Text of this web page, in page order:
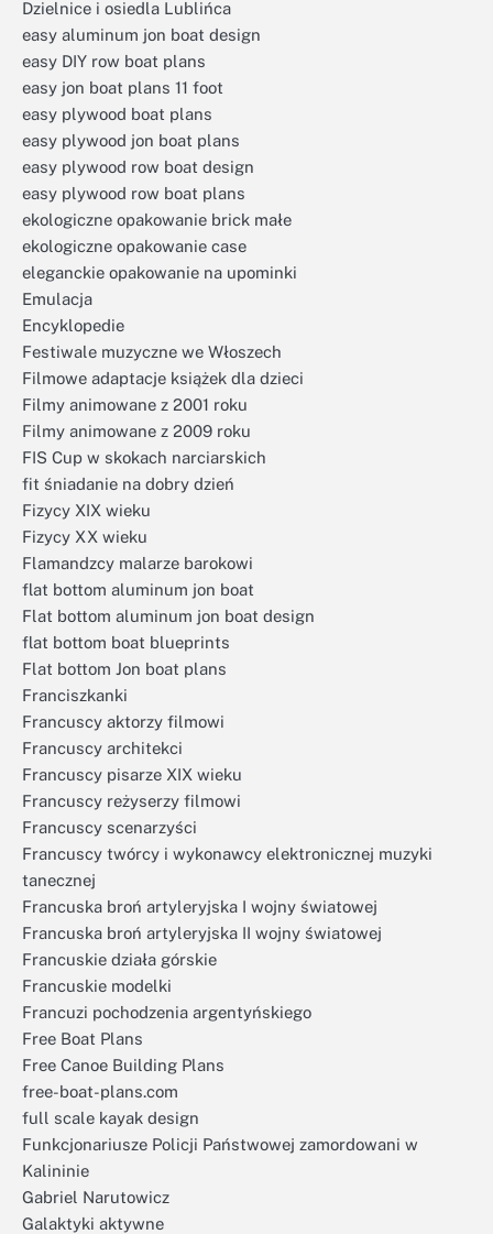
Dzielnice i osiedla Lublińca
easy aluminum jon boat design
easy DIY row boat plans
easy jon boat plans 11 foot
easy plywood boat plans
easy plywood jon boat plans
easy plywood row boat design
easy plywood row boat plans
ekologiczne opakowanie brick małe
ekologiczne opakowanie case
eleganckie opakowanie na upominki
Emulacja
Encyklopedie
Festiwale muzyczne we Włoszech
Filmowe adaptacje książek dla dzieci
Filmy animowane z 2001 roku
Filmy animowane z 2009 roku
FIS Cup w skokach narciarskich
fit śniadanie na dobry dzień
Fizycy XIX wieku
Fizycy XX wieku
Flamandzcy malarze barokowi
flat bottom aluminum jon boat
Flat bottom aluminum jon boat design
flat bottom boat blueprints
Flat bottom Jon boat plans
Franciszkanki
Francuscy aktorzy filmowi
Francuscy architekci
Francuscy pisarze XIX wieku
Francuscy reżyserzy filmowi
Francuscy scenarzyści
Francuscy twórcy i wykonawcy elektronicznej muzyki
tanecznej
Francuska broń artyleryjska I wojny światowej
Francuska broń artyleryjska II wojny światowej
Francuskie działa górskie
Francuskie modelki
Francuzi pochodzenia argentyńskiego
Free Boat Plans
Free Canoe Building Plans
free-boat-plans.com
full scale kayak design
Funkcjonariusze Policji Państwowej zamordowani w
Kalininie
Gabriel Narutowicz
Galaktyki aktywne